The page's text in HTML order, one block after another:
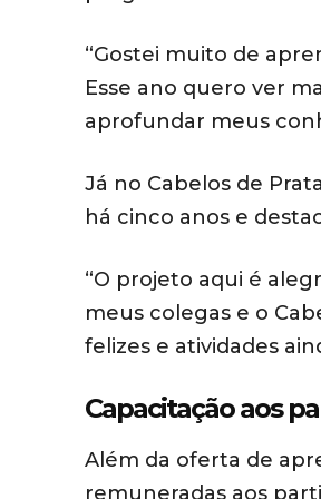
“Gostei muito de
Esse ano quero ver
aprofundar meus
Já no Cabelos de
há cinco anos e
“O projeto aqui é
meus colegas e o
felizes e atividades
Capacitação aos
Além da oferta de
remuneradas aos